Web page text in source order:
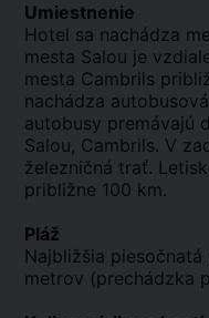
Umiestnenie
Hotel sa nachádza
mesta Salou je
mesta Cambrils
nachádza
autobusy premávajú
Salou, Cambrils. V
železničná trať.
približne 100 km.
Pláž
Najbližšia
metrov (prechádzka